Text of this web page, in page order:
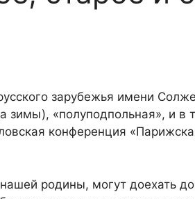
зарубежья имени
зимы), «полуподпольная», и в
конференция
родины, могут доехать